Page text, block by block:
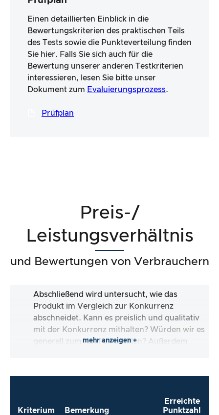
Einen detaillierten Einblick in die
Bewertungskriterien des praktischen Teils
des Tests sowie die Punkteverteilung finden
Sie hier. Falls Sie sich auch für die
Bewertung unserer anderen Testkriterien
interessieren, lesen Sie bitte unser
Dokument zum Evaluierungsprozess.
Prüfplan
Preis-/
Leistungsverhältnis
und Bewertungen von Verbrauchern
Abschließend wird untersucht, wie das
Produkt im Vergleich zur Konkurrenz
abschneidet. Kann es preislich und qualitativ
mit der Konkurrenz mithalten? Würden wir es
generell zum Kauf empfehlen? Außerdem
Bewertungen tatsächlich gerechtfertigt sind.
mehr anzeigen +
Kriterium Bemerkung
Erreichte
Punktzahl